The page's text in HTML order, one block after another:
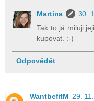
Martina
30.
Tak to já miluji
kupovat. :-)
Odpovědět
WantbefitM 29.